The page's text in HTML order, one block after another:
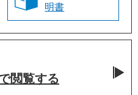
明書
閲覧する